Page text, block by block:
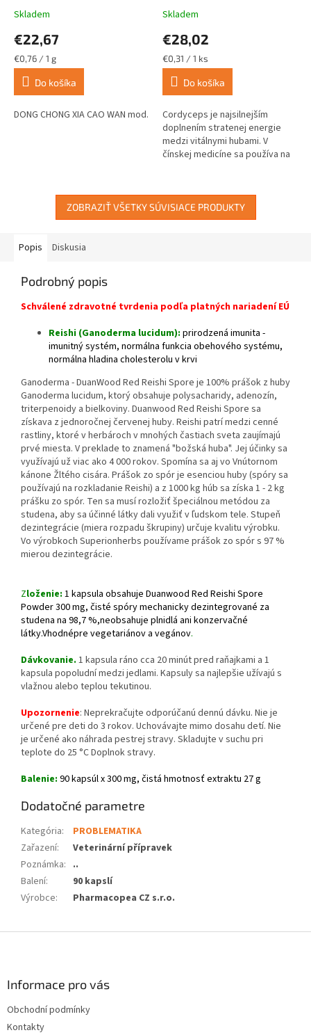
g (Cordyceps)
Priemerné
produktu
je
4,0
5
hviezdičiek.
Skladem
€22,67
Jednotková
cena:
€0,76 / 1 g
Do košíka
DONG CHONG XIA CAO WAN mod.
Cordyceps) 90 kapsúl
Priemerné
produktu
je
4,3
5
hviezdičiek.
Skladem
€28,02
Jednotková
cena:
€0,31 / 1 ks
Do košíka
Cordyceps je najsilnejším
doplnením stratenej energie
medzi vitálnymi hubami. V
čínskej medicíne sa používa na
podporu...
ZOBRAZIŤ VŠETKY SÚVISIACE PRODUKTY
Popis Diskusia
Podrobný popis
Schválené zdravotné tvrdenia podľa platných nariadení EÚ
Reishi (Ganoderma lucidum): prirodzená imunita -
imunitný systém, normálna funkcia obehového systému,
normálna hladina cholesterolu v krvi
Ganoderma - DuanWood Red Reishi Spore je 100% prášok z huby
Ganoderma lucidum, ktorý obsahuje polysacharidy, adenozín,
triterpenoidy a bielkoviny. Duanwood Red Reishi Spore sa
získava z jednoročnej červenej huby. Reishi patrí medzi cenné
rastliny, ktoré v herbároch v mnohých častiach sveta zaujímajú
prvé miesta. V preklade to znamená "božská huba". Jej účinky sa
využívajú už viac ako 4 000 rokov. Spomína sa aj vo Vnútornom
kánone Žltého cisára. Prášok zo spór je esenciou huby (spóry sa
používajú na rozkladanie Reishi) a z 1000 kg húb sa získa 1 - 2 kg
prášku zo spór. Ten sa musí rozložiť špeciálnou metódou za
studena, aby sa účinné látky dali využiť v ľudskom tele. Stupeň
dezintegrácie (miera rozpadu škrupiny) určuje kvalitu výrobku.
Vo výrobkoch Superionherbs používame prášok zo spór s 97 %
mierou dezintegrácie.
Zloženie: 1 kapsula obsahuje Duanwood Red Reishi Spore
Powder 300 mg, čisté spóry mechanicky dezintegrované za
studena na 98,7 %,neobsahuje plnidlá ani konzervačné
látky.Vhodnépre vegetariánov a vegánov.
Dávkovanie. 1 kapsula ráno cca 20 minút pred raňajkami a 1
kapsula popoludní medzi jedlami. Kapsuly sa najlepšie užívajú s
vlažnou alebo teplou tekutinou.
Upozornenie: Neprekračujte odporúčanú dennú dávku. Nie je
určené pre deti do 3 rokov. Uchovávajte mimo dosahu detí. Nie
je určené ako náhrada pestrej stravy. Skladujte v suchu pri
teplote do 25 °C Doplnok stravy.
Balenie: 90 kapsúl x 300 mg, čistá hmotnosť extraktu 27 g
Dodatočné parametre
Kategória:
PROBLEMATIKA
Zařazení:
Veterinární přípravek
Poznámka: ..
Balení:
90 kapslí
Výrobce: Pharmacopea CZ s.r.o.
Informace pro vás
Obchodní podmínky
Kontakty